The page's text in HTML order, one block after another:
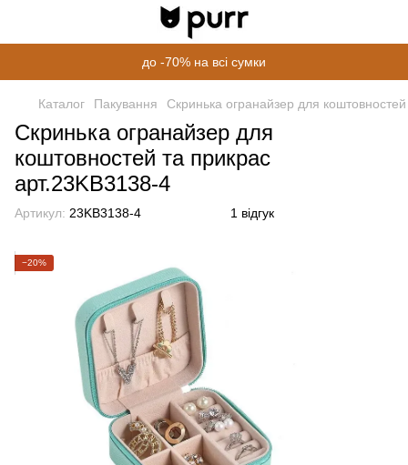
до -70% на всі сумки
Каталог Пакування Скринька огранайзер для
Скринька огранайзер для
коштовностей та прикрас
арт.23KB3138-4
Артикул: 23KB3138-4 1 відгук
−20%